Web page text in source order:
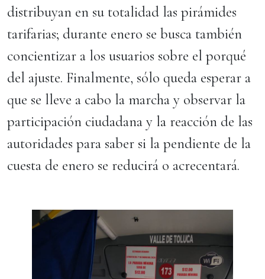
distribuyan en su totalidad las pirámides
tarifarias; durante enero se busca también
concientizar a los usuarios sobre el porqué
del ajuste. Finalmente, sólo queda esperar a
que se lleve a cabo la marcha y observar la
participación ciudadana y la reacción de las
autoridades para saber si la pendiente de la
cuesta de enero se reducirá o acrecentará.